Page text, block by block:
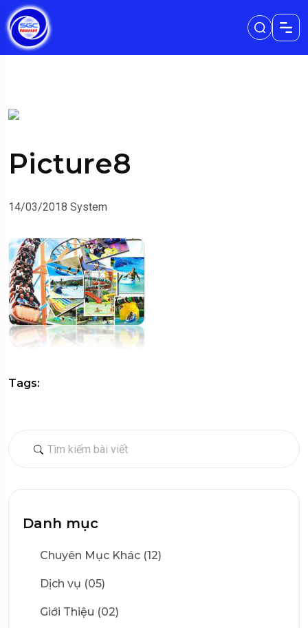
Danh mục
Chuyên Mục Khác (12)
Dịch vụ (05)
Giới Thiệu (02)
Picture8
14/03/2018 System
Tags: